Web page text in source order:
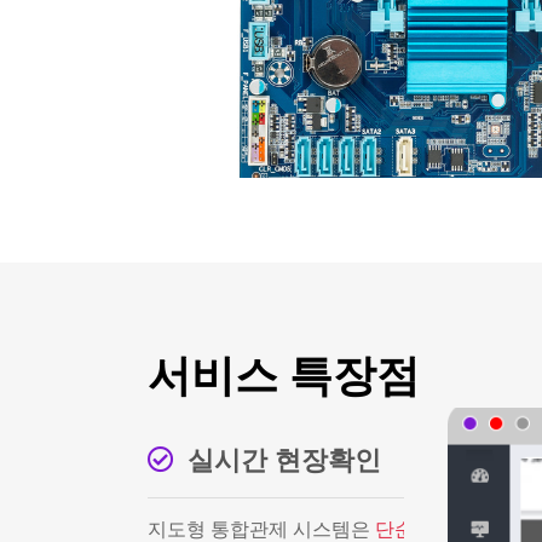
서비스 특장점
실시간 현장확인
지도형 통합관제 시스템은 단순한 알람이 아